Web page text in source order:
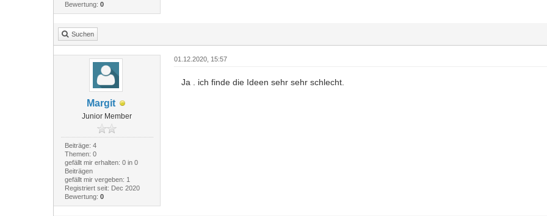
Bewertung: 0
Suchen
Margit
Junior Member
Beiträge: 4
Themen: 0
gefällt mir erhalten: 0 in 0
Beiträgen
gefällt mir vergeben: 1
Registriert seit: Dec 2020
Bewertung: 0
01.12.2020, 15:57
Ja . ich finde die Ideen sehr sehr schlecht.